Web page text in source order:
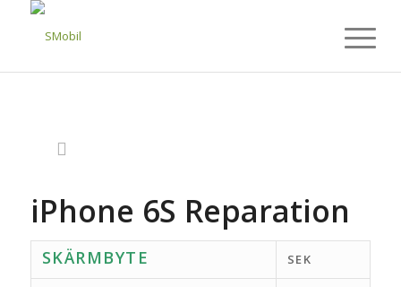
iPhone 6S Reparation
SKÄRMBYTE SEK